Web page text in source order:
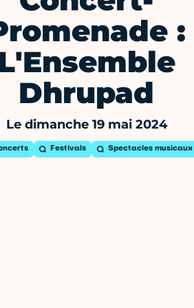
:
Dhrupad
Le dimanche 19 mai 2024
Festivals Spectacles musicaux